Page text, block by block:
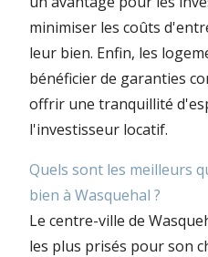
minimiser les coûts
leur bien. Enfin, les
bénéficier de garanties
offrir une tranquillité
l'investisseur locatif.
Quels sont les meilleurs
bien à Wasquehal ?
Le centre-ville de
les plus prisés pour son